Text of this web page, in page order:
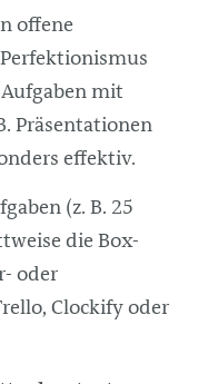
offene
mit
Präsentationen
effektiv.
(z. B. 25
die Box-
oder
Clockify oder